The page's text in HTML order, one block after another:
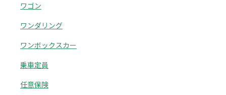
ワゴン
ワンダリング
ワンボックスカー
乗車定員
任意保険